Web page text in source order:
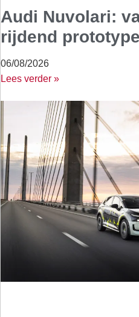
Audi Nuvolari:
rijdend
06/08/2026
Lees verder »